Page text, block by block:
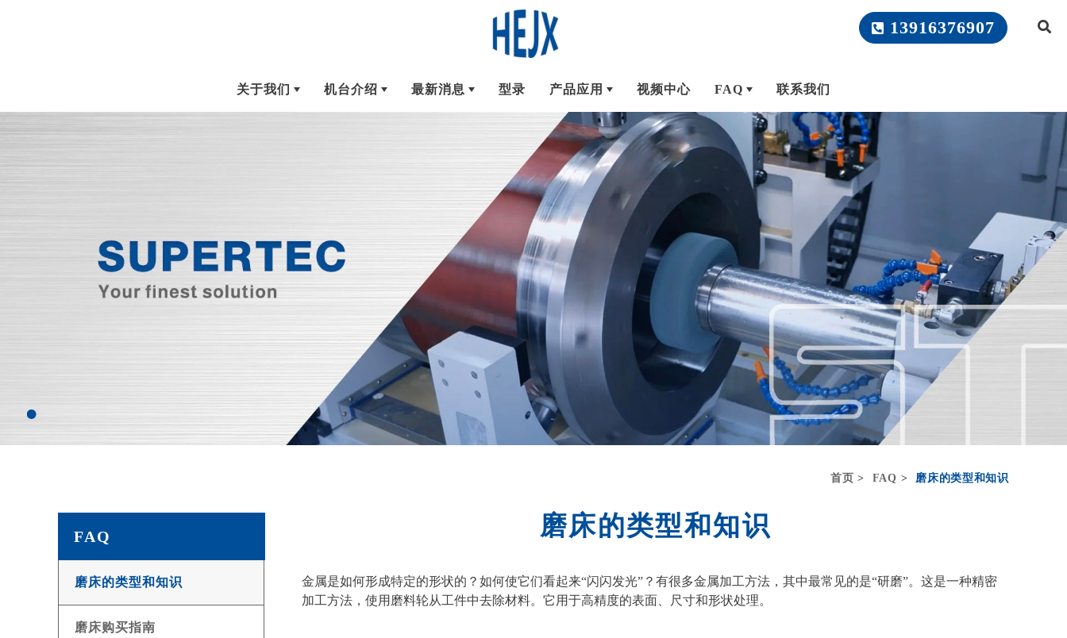
关于我们 机台介绍 最新消息 型录 产品应用 视频中心 FAQ 联系我们
13916376907
首页 FAQ 磨床的类型和知识
FAQ
磨床的类型和知识
磨床购买指南
磨床的类型和知识
金属是如何形成特定的形状的？如何使它们看起来“闪闪发光”？有很多金属加工方法，其中最常见的是“研磨”。这是一种精密
加工方法，使用磨料轮从工件中去除材料。它用于高精度的表面、尺寸和形状处理。